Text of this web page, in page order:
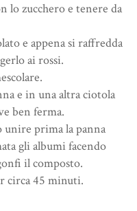
lo zucchero e tenere da
e appena si raffredda
ai rossi.
e in una altra ciotola
ben ferma.
unire prima la panna
gli albumi facendo
il composto.
circa 45 minuti.